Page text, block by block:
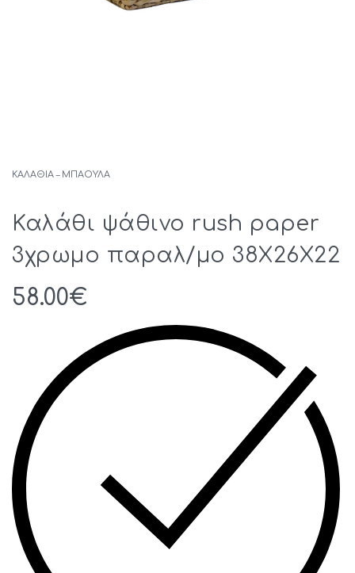
ΚΑΛΆΘΙΑ – ΜΠΑΟΎΛΑ
Καλάθι ψάθινο rush paper
3χρωμο παραλ/μο 38X26X22
58.00€